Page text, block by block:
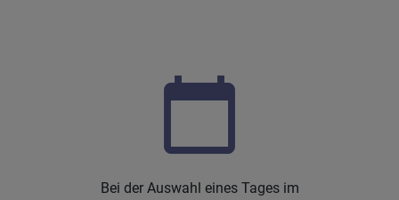
calendar_today
Bei der Auswahl eines Tages im